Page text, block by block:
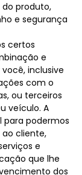
produto,
e segurança
certos
e
inclusive
com o
ou terceiros
veículo. A
podermos
cliente,
e
que lhe
dos